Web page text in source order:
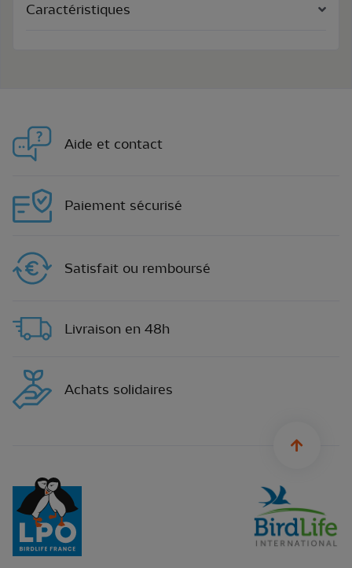
Caractéristiques
Aide et contact
Paiement sécurisé
Satisfait ou remboursé
Livraison en 48h
Achats solidaires